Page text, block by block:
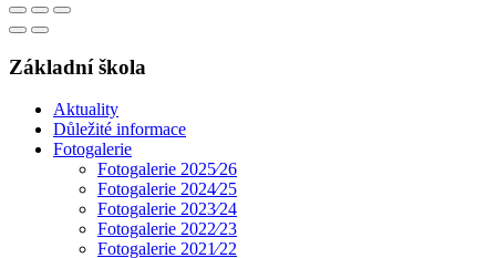
Základní škola
Aktuality
Důležité informace
Fotogalerie
Fotogalerie 2025⁄26
Fotogalerie 2024⁄25
Fotogalerie 2023⁄24
Fotogalerie 2022⁄23
Fotogalerie 2021⁄22